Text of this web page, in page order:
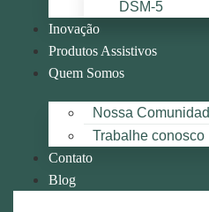
DSM-5
Inovação
Produtos Assistivos
Quem Somos
Nossa
Trabalhe conosco
Contato
Blog